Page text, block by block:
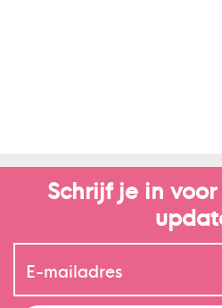
Schrijf je in